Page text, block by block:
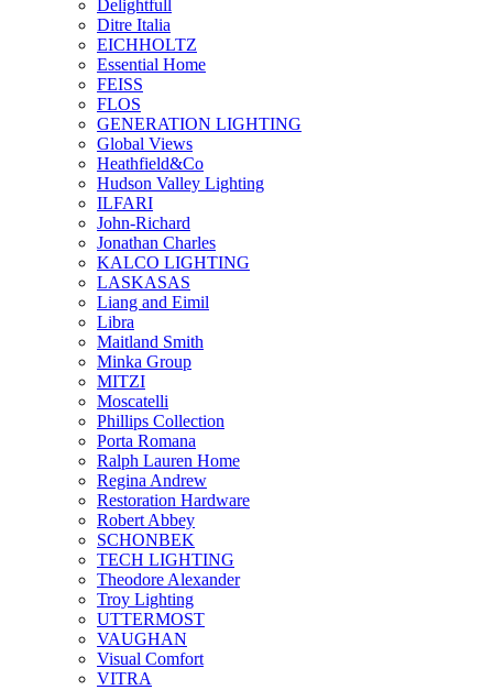
Delightfull
Ditre Italia
EICHHOLTZ
Essential Home
FEISS
FLOS
GENERATION LIGHTING
Global Views
Heathfield&Co
Hudson Valley Lighting
ILFARI
John-Richard
Jonathan Charles
KALCO LIGHTING
LASKASAS
Liang and Eimil
Libra
Maitland Smith
Minka Group
MITZI
Moscatelli
Phillips Collection
Porta Romana
Ralph Lauren Home
Regina Andrew
Restoration Hardware
Robert Abbey
SCHONBEK
TECH LIGHTING
Theodore Alexander
Troy Lighting
UTTERMOST
VAUGHAN
Visual Comfort
VITRA